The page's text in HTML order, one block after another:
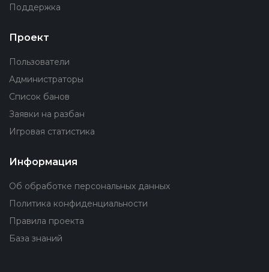
Поддержка
Проект
Пользователи
Администраторы
Список банов
Заявки на разбан
Игровая статистика
Информация
Об обработке персональных данных
Политика конфиденциальности
Правила проекта
База знаний